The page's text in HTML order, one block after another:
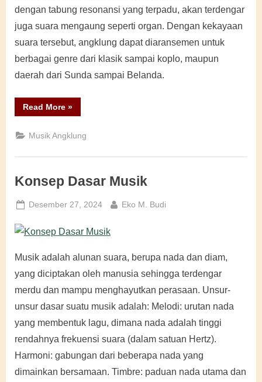
dengan tabung resonansi yang terpadu, akan terdengar
juga suara mengaung seperti organ. Dengan kekayaan
suara tersebut, angklung dapat diaransemen untuk
berbagai genre dari klasik sampai koplo, maupun
daerah dari Sunda sampai Belanda.
Read More“Musik
Angklung”
»
Musik Angklung
Konsep Dasar Musik
Posted
Desember 27, 2024 By
Eko M. Budi
Musik adalah alunan suara, berupa nada dan diam,
yang diciptakan oleh manusia sehingga terdengar
merdu dan mampu menghayutkan perasaan. Unsur-
unsur dasar suatu musik adalah: Melodi: urutan nada
yang membentuk lagu, dimana nada adalah tinggi
rendahnya frekuensi suara (dalam satuan Hertz).
Harmoni: gabungan dari beberapa nada yang
dimainkan bersamaan. Timbre: paduan nada utama dan